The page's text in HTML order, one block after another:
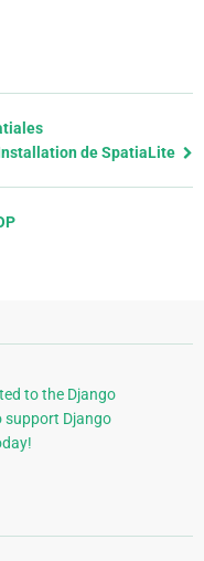
de SpatiaLite
to the Django
support Django